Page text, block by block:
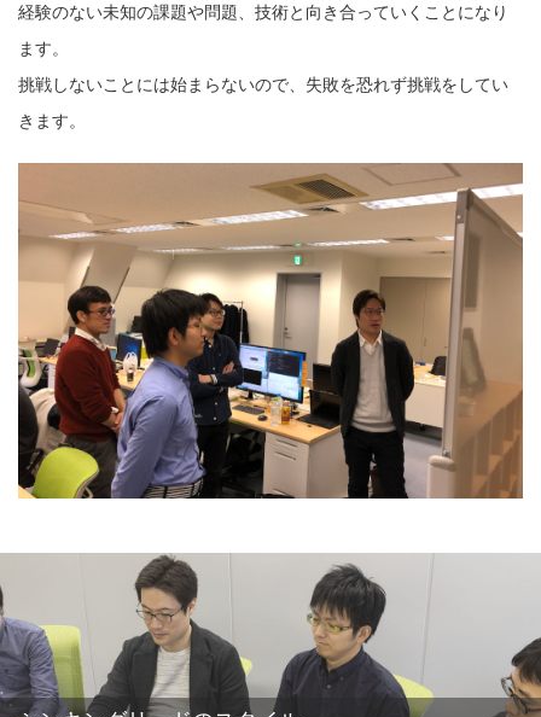
経験のない未知の課題や問題、技術と向き合っていくことになり
ます。
挑戦しないことには始まらないので、失敗を恐れず挑戦をしてい
きます。